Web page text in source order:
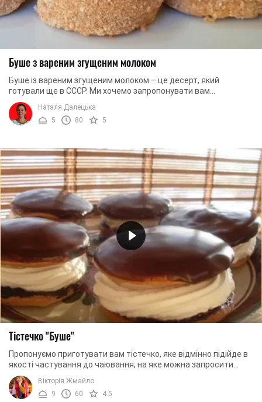
Буше з вареним згущеним молоком
Буше із вареним згущеним молоком – це десерт, який
готували ще в СССР. Ми хочемо запропонувати вам
оригінальний рецепт відомого десерту. Для цього ми ...
Наталя Далецька
5
80 5
Тістечко "Буше"
Пропонуємо приготувати вам тістечко, яке відмінно підійде в
якості частування до чаювання, на яке можна запросити
рідних і друзів. Тістечко "Буше", ...
Вікторія Жмайло
9
60 4.5